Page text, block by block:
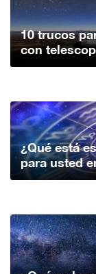
10 trucos
con
¿Qué está
para usted